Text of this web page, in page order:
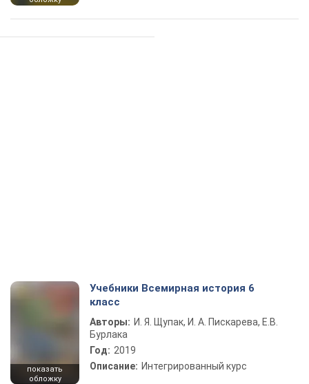
показать
обложку
Учебники Всемирная история 6
класс
Авторы: И. Я. Щупак, И. А. Пискарева, Е.В.
Бурлака
Год: 2019
Описание: Интегрированный курс